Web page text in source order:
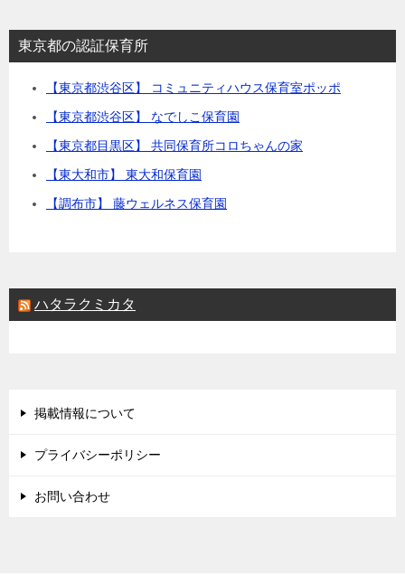
東京都の認証保育所
【東京都渋谷区】 コミュニティハウス保育室ポッポ
【東京都渋谷区】 なでしこ保育園
【東京都目黒区】 共同保育所コロちゃんの家
【東大和市】 東大和保育園
【調布市】 藤ウェルネス保育園
ハタラクミカタ
掲載情報について
プライバシーポリシー
お問い合わせ